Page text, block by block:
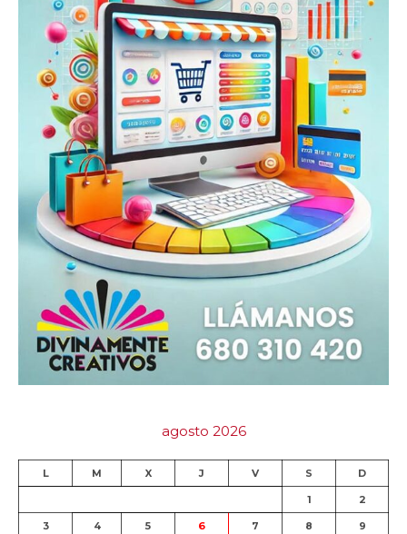
agosto 2026
L M X J V S D
1 2
3 4 5 6 7 8 9